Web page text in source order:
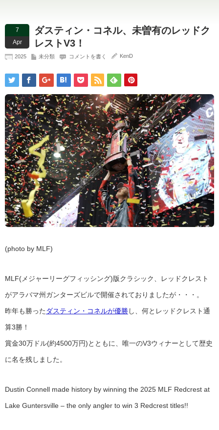
7
Apr
ダスティン・コネル、未曽有のレッドク
レストV3！
2025 未分類 コメントを書く KenD
(photo by MLF)
MLF(メジャーリーグフィッシング)版クラシック、レッドクレスト
がアラバマ州ガンターズビルで開催されておりましたが・・・。
昨年も勝った ダスティン・コネルが優勝し、何とレッドクレスト通
算3勝！
賞金30万ドル(約4500万円)とともに、唯一のV3ウィナーとして歴史
に名を残しました。
Dustin Connell made history by winning the 2025 MLF Redcrest at
Lake Guntersville – the only angler to win 3 Redcrest titles!!